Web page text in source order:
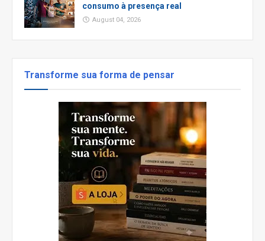
consumo à presença real
August 04, 2026
Transforme sua forma de pensar